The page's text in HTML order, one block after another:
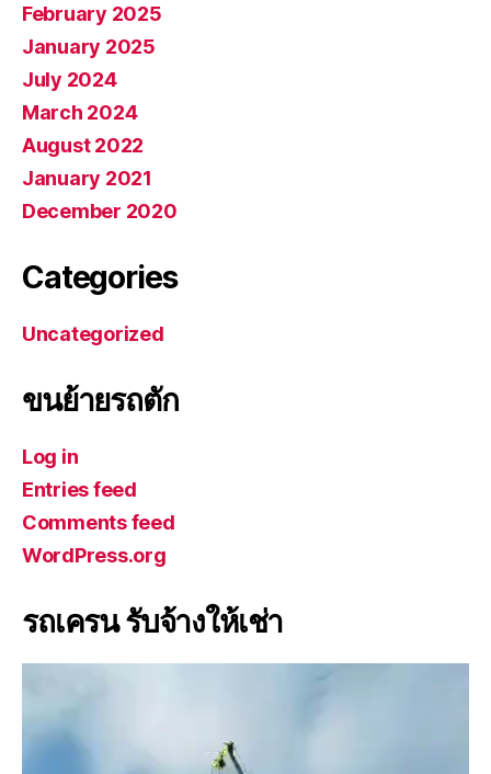
February 2025
January 2025
July 2024
March 2024
August 2022
January 2021
December 2020
Categories
Uncategorized
ขนย้ายรถตัก
Log in
Entries feed
Comments feed
WordPress.org
รถเครน รับจ้างให้เช่า